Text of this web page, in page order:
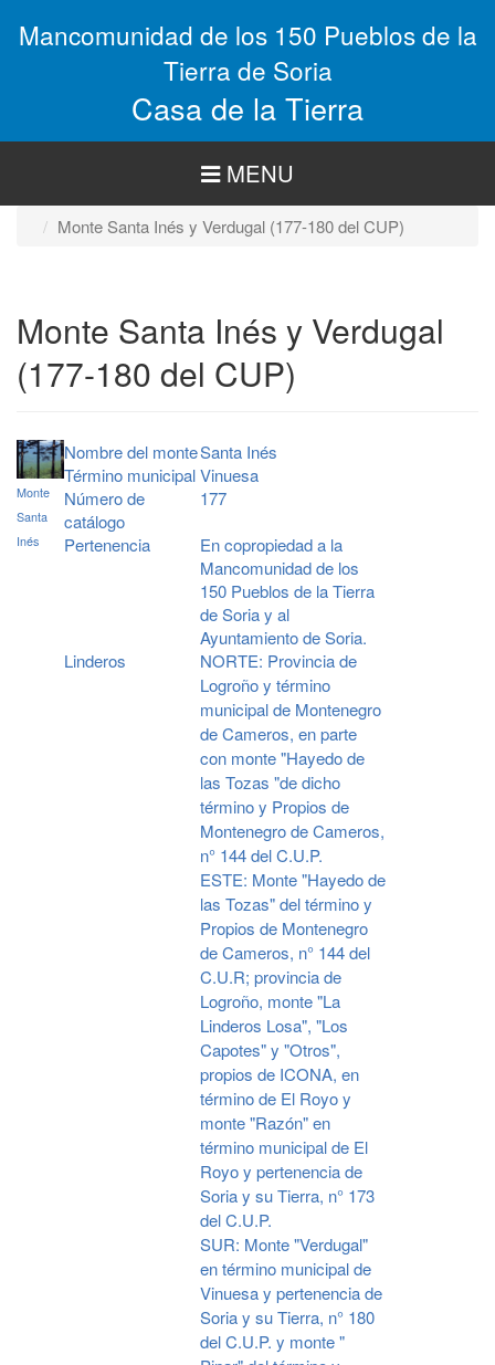
Mancomunidad de los 150 Pueblos de la
Tierra de Soria
Casa de la Tierra
MENU
Monte Santa Inés y Verdugal (177-180 del CUP)
Monte Santa Inés y Verdugal
(177-180 del CUP)
Monte
Santa
Inés
Nombre del monteSanta Inés
Término municipalVinuesa
Número de
catálogo
177
Pertenencia
En copropiedad a la
Mancomunidad de los
150 Pueblos de la Tierra
de Soria y al
Ayuntamiento de Soria.
Linderos
NORTE: Provincia de
Logroño y término
municipal de Montenegro
de Cameros, en parte
con monte "Hayedo de
las Tozas "de dicho
término y Propios de
Montenegro de Cameros,
n° 144 del C.U.P.
ESTE: Monte "Hayedo de
las Tozas" del término y
Propios de Montenegro
de Cameros, n° 144 del
C.U.R; provincia de
Logroño, monte "La
Linderos Losa", "Los
Capotes" y "Otros",
propios de ICONA, en
término de El Royo y
monte "Razón" en
término municipal de El
Royo y pertenencia de
Soria y su Tierra, n° 173
del C.U.P.
SUR: Monte "Verdugal"
en término municipal de
Vinuesa y pertenencia de
Soria y su Tierra, n° 180
del C.U.P. y monte "